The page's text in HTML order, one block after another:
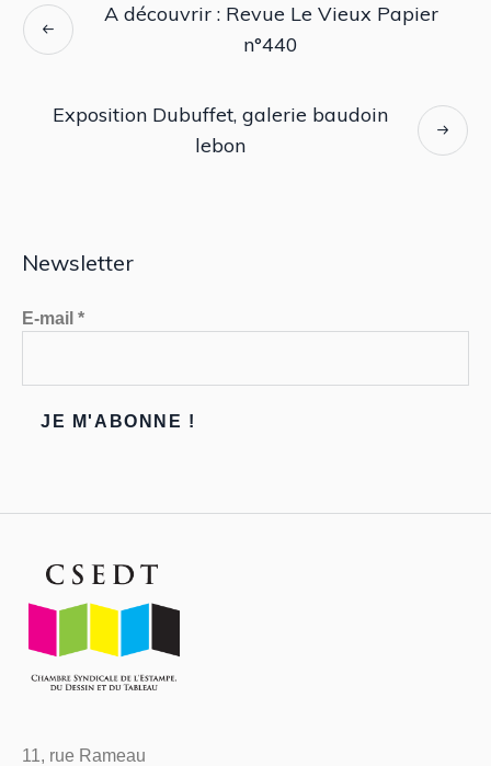
A découvrir : Revue Le Vieux Papier
n°440
Exposition Dubuffet, galerie baudoin
lebon
Newsletter
E-mail *
11, rue Rameau